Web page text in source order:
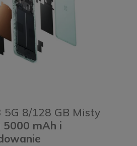
5G 8/128 GB Misty
mAh i